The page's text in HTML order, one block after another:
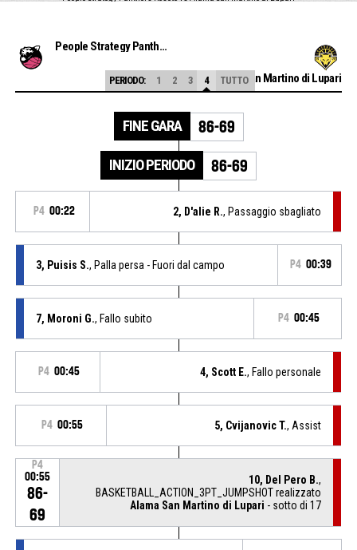
People Strategy Panthers Roseto
Alama San Martino di Lupari
PERIODO: 1 2 3 4 TUTTO
FINE GARA 86-69
INIZIO PERIODO 86-69
P4 00:22 2, D'alie R., Passaggio sbagliato
3, Puisis S., Palla persa - Fuori dal campo P4 00:39
7, Moroni G., Fallo subito P4 00:45
P4 00:45 4, Scott E., Fallo personale
P4 00:55 5, Cvijanovic T., Assist
P4
00:55
86-
69
10, Del Pero B.,
BASKETBALL_ACTION_3PT_JUMPSHOT realizzato
Alama San Martino di Lupari - sotto di 17